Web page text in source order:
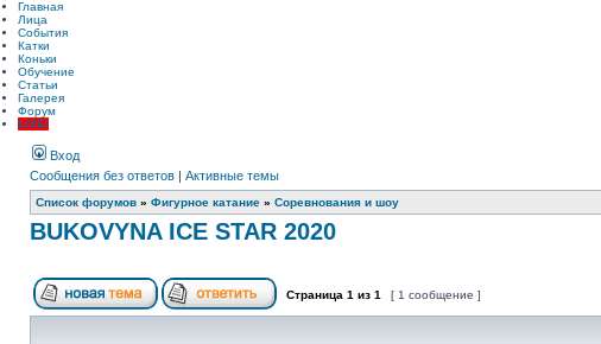
Главная
Лица
События
Катки
Коньки
Обучение
Статьи
Галерея
Форум
LIVE!
Вход
Сообщения без ответов | Активные темы
Список форумов » Фигурное катание » Соревнования и шоу
BUKOVYNA ICE STAR 2020
Страница 1 из 1 [ 1 сообщение ]